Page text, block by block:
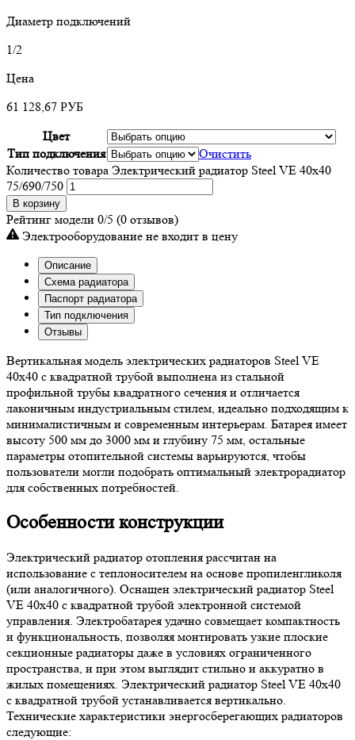
Диаметр подключений
1/2
Цена
61 128,67 РУБ
Цвет
Тип подключения
Очистить
Количество товара Электрический радиатор Steel VE 40х40
75/690/750
В корзину
Рейтинг модели 0/5 (0 отзывов)
Электрооборудование не входит в цену
Описание
Схема радиатора
Паспорт радиатора
Тип подключения
Отзывы
Вертикальная модель электрических радиаторов Steel VE
40х40 с квадратной трубой выполнена из стальной
профильной трубы квадратного сечения и отличается
лаконичным индустриальным стилем, идеально подходящим к
минималистичным и современным интерьерам. Батарея имеет
высоту 500 мм до 3000 мм и глубину 75 мм, остальные
параметры отопительной системы варьируются, чтобы
пользователи могли подобрать оптимальный электрорадиатор
для собственных потребностей.
Особенности конструкции
Электрический радиатор отопления рассчитан на
использование с теплоносителем на основе пропиленгликоля
(или аналогичного). Оснащен электрический радиатор Steel
VE 40х40 с квадратной трубой электронной системой
управления. Электробатарея удачно совмещает компактность
и функциональность, позволяя монтировать узкие плоские
секционные радиаторы даже в условиях ограниченного
пространства, и при этом выглядит стильно и аккуратно в
жилых помещениях. Электрический радиатор Steel VE 40х40
с квадратной трубой устанавливается вертикально.
Технические характеристики энергосберегающих радиаторов
следующие: